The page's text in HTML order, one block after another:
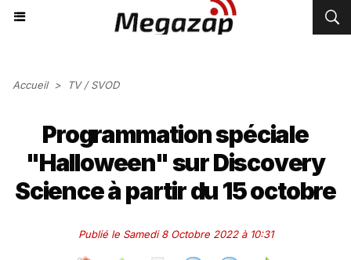
Accueil > TV / SVOD
Programmation spéciale
"Halloween" sur Discovery
Science à partir du 15 octobre
Publié le Samedi 8 Octobre 2022 à 10:31